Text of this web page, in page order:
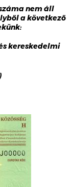
nem áll
a következő
kereskedelmi